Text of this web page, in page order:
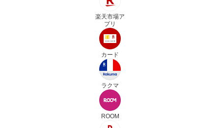
楽天市場ア
プリ
カード
ラクマ
ROOM